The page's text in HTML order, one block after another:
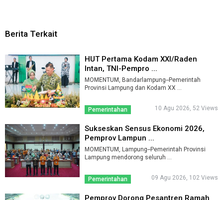
Berita Terkait
HUT Pertama Kodam XXI/Raden
Intan, TNI-Pempro ...
MOMENTUM, Bandarlampung--Pemerintah
Provinsi Lampung dan Kodam XX ...
Pemerintahan 10 Agu 2026, 52 Views
Sukseskan Sensus Ekonomi 2026,
Pemprov Lampun ...
MOMENTUM, Lampung--Pemerintah Provinsi
Pemerintahan 09 Agu 2026, 102 Views
Pemprov Dorong Pesantren Ramah